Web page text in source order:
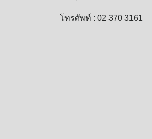
โทรศัพท์ : 02 370 3161